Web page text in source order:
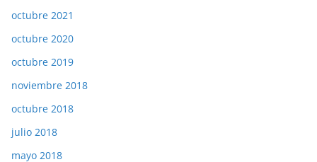
octubre 2021
octubre 2020
octubre 2019
noviembre 2018
octubre 2018
julio 2018
mayo 2018